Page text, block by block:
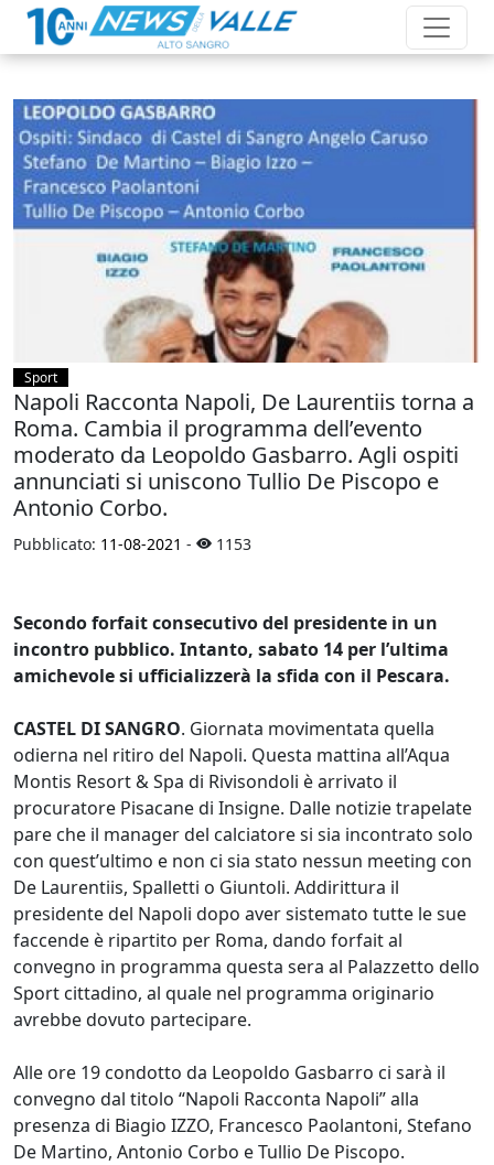
Sport
Napoli Racconta Napoli, De Laurentiis torna a
Roma. Cambia il programma dell’evento
moderato da Leopoldo Gasbarro. Agli ospiti
annunciati si uniscono Tullio De Piscopo e
Antonio Corbo.
Pubblicato: 11-08-2021 - 1153
Secondo forfait consecutivo del presidente in un
incontro pubblico. Intanto, sabato 14 per l’ultima
amichevole si ufficializzerà la sfida con il Pescara.
CASTEL DI SANGRO. Giornata movimentata quella
odierna nel ritiro del Napoli. Questa mattina all’Aqua
Montis Resort & Spa di Rivisondoli è arrivato il
procuratore Pisacane di Insigne. Dalle notizie trapelate
pare che il manager del calciatore si sia incontrato solo
con quest’ultimo e non ci sia stato nessun meeting con
De Laurentiis, Spalletti o Giuntoli. Addirittura il
presidente del Napoli dopo aver sistemato tutte le sue
faccende è ripartito per Roma, dando forfait al
convegno in programma questa sera al Palazzetto dello
Sport cittadino, al quale nel programma originario
avrebbe dovuto partecipare.
Alle ore 19 condotto da Leopoldo Gasbarro ci sarà il
convegno dal titolo “Napoli Racconta Napoli” alla
presenza di Biagio IZZO, Francesco Paolantoni, Stefano
De Martino, Antonio Corbo e Tullio De Piscopo.